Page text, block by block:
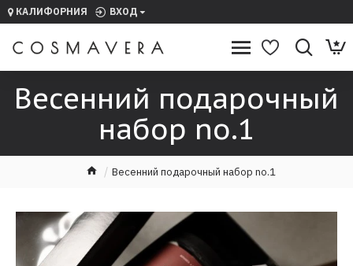
КАЛИФОРНИЯ
ГОРОД — КАЛИФОРНИЯ
ВХОД
Весенний подарочный набор no.1
Весенний подарочный
набор no.1